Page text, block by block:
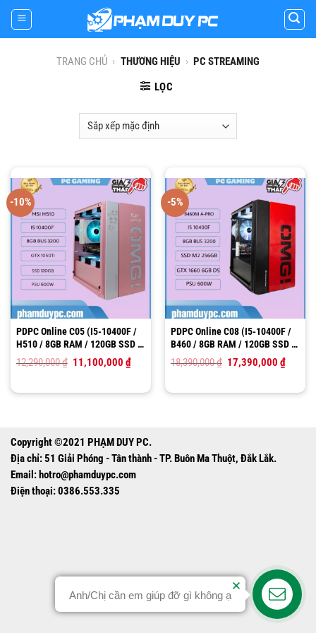
Skip
content
TRANG CHỦ › THƯƠNG HIỆU › PC STREAMING
LỌC
-10%
PDPC Online C05 (I5-10400F /
H510 / 8GB RAM / 120GB SSD /
VGA GTX 1050TI)
12,290,000₫ Giá
12,290,000 ₫.
11,100,000₫Giá
là:
-5%
PDPC Online C08 (I5-10400F /
B460 / 8GB RAM / 120GB SSD /
VGA GTX 1660TI)
18,390,000₫ Giá
18,390,000 ₫.
17,390,000₫Giá
là:
Copyright ©2021 PHẠM DUY PC.
Địa chỉ: 51 Giải Phóng - Tân thành - TP. Buôn Ma Thuột, Đắk Lắk.
Email:hotro@phamduypc.com
Điện thoại: 0386.553.335
Anh/Chị cần em giúp đỡ gì không ạ